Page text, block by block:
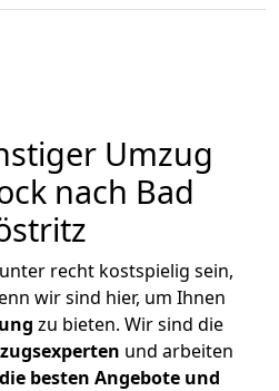
Umzug
nach Bad
recht kostspielig sein,
wir sind hier, um Ihnen
zu bieten. Wir sind die
und arbeiten
die besten Angebote und